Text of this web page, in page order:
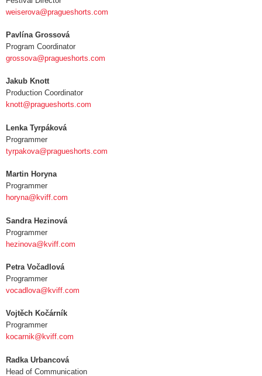
weiserova@pragueshorts.com
Pavlína Grossová
Program Coordinator
grossova@pragueshorts.com
Jakub Knott
Production Coordinator
knott@pragueshorts.com
Lenka Tyrpáková
Programmer
tyrpakova@pragueshorts.com
Martin Horyna
Programmer
horyna@kviff.com
Sandra Hezinová
Programmer
hezinova@kviff.com
Petra Vočadlová
Programmer
vocadlova@kviff.com
Vojtěch Kočárník
Programmer
kocarnik@kviff.com
Radka Urbancová
Head of Communication